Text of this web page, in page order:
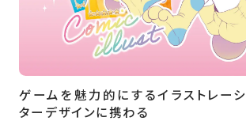
ゲームを魅力的にするイラストレー
ターデザインに携わる